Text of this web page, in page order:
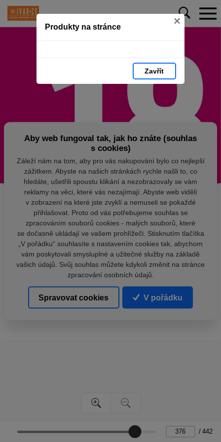
Produkty na stránce ×
Zavřít
/ 442
Aby web fungoval tak, jak ho znáte (souhlas
s cookies)
Záleží nám na tom, aby pro vás nakupování bylo co nejlepší
zážitkem. Abyste na našich stránkách rychle našli to, co
hledáte, ušetřili spoustu klikání a nezobrazovaly se vám
reklamy na věci, které vás nezajímají. Abyste web viděli
v zobrazení na které jste zvyklí a nemuseli se pokaždé
přihlašovat. Proto od vás potřebujeme souhlas se
zpracováním souborů cookies - malých souborů, které
se dočasně ukládají ve vašem prohlížeči. Stisknutím tlačítka
„V pořádku“ souhlasíte s nastavením cookies tak, abychom
vám poskytovali smysluplné a užitečné služby na základě
vašich údajů. Svůj souhlas můžete kdykoli změnit na stránce
zpracování osobních údajů.
Spravovat cookies V pořádku